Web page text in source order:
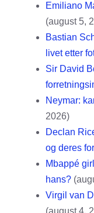
Emiliano
(august 5,
Bastian
livet etter
Sir David
Neymar:
2026)
Declan
og deres
Mbappé
hans?
Virgil van